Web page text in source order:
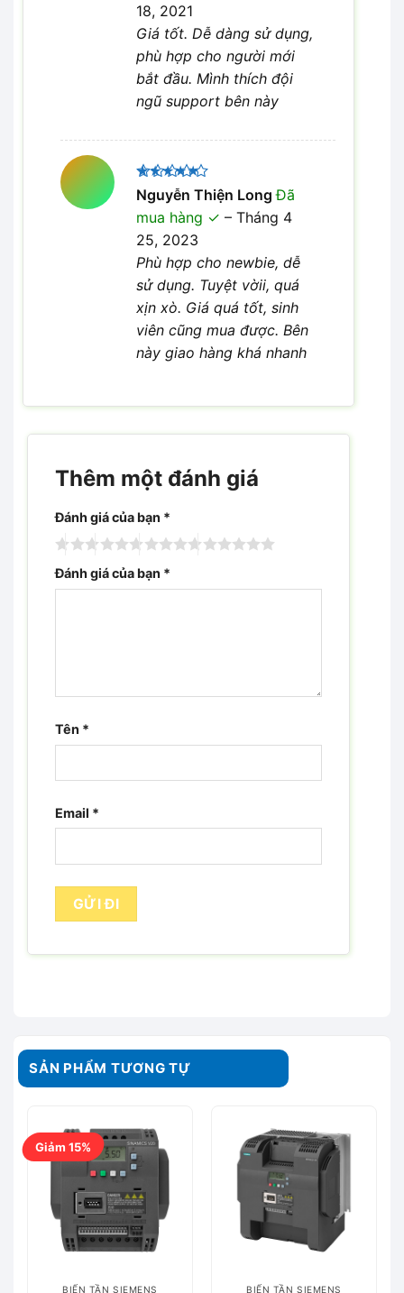
18, 2021
Giá tốt. Dễ dàng sử dụng,
phù hợp cho người mới
bắt đầu. Mình thích đội
ngũ support bên này
Được xếp
hạng 5
sao
Nguyễn Thiện LongĐã
mua hàng
– Tháng 4
25, 2023
Phù hợp cho newbie, dễ
sử dụng. Tuyệt vờii, quá
xịn xò. Giá quá tốt, sinh
viên cũng mua được. Bên
này giao hàng khá nhanh
Thêm một đánh giá
Đánh giá của bạn *
Đánh giá của bạn *
Tên *
Email *
SẢN PHẨM TƯƠNG TỰ
Giảm 15%
BIẾN TẦN SIEMENS BIẾN TẦN SIEMENS